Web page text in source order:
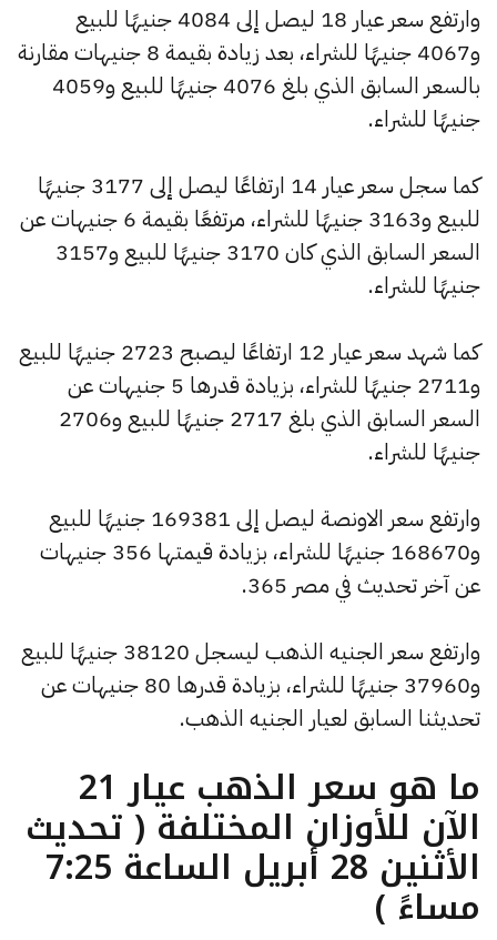
وارتفع سعر عيار 18 ليصل إلى 4084 جنيهًا للبيع
و4067 جنيهًا للشراء، بعد زيادة بقيمة 8 جنيهات مقارنة
بالسعر السابق الذي بلغ 4076 جنيهًا للبيع و4059
جنيهًا للشراء.
كما سجل سعر عيار 14 ارتفاعًا ليصل إلى 3177 جنيهًا
للبيع و3163 جنيهًا للشراء، مرتفعًا بقيمة 6 جنيهات عن
السعر السابق الذي كان 3170 جنيهًا للبيع و3157
جنيهًا للشراء.
كما شهد سعر عيار 12 ارتفاعًا ليصبح 2723 جنيهًا للبيع
و2711 جنيهًا للشراء، بزيادة قدرها 5 جنيهات عن
السعر السابق الذي بلغ 2717 جنيهًا للبيع و2706
جنيهًا للشراء.
وارتفع سعر الاونصة ليصل إلى 169381 جنيهًا للبيع
و168670 جنيهًا للشراء، بزيادة قيمتها 356 جنيهات
عن آخر تحديث في مصر 365.
وارتفع سعر الجنيه الذهب ليسجل 38120 جنيهًا للبيع
و37960 جنيهًا للشراء، بزيادة قدرها 80 جنيهات عن
تحديثنا السابق لعيار الجنيه الذهب.
ما هو سعر الذهب عيار 21
الآن للأوزان المختلفة ( تحديث
الأثنين 28 أبريل الساعة 7:25
مساءً )